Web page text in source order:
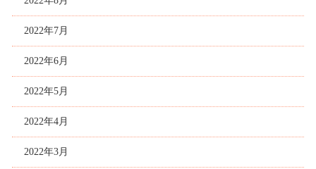
2022年7月
2022年6月
2022年5月
2022年4月
2022年3月